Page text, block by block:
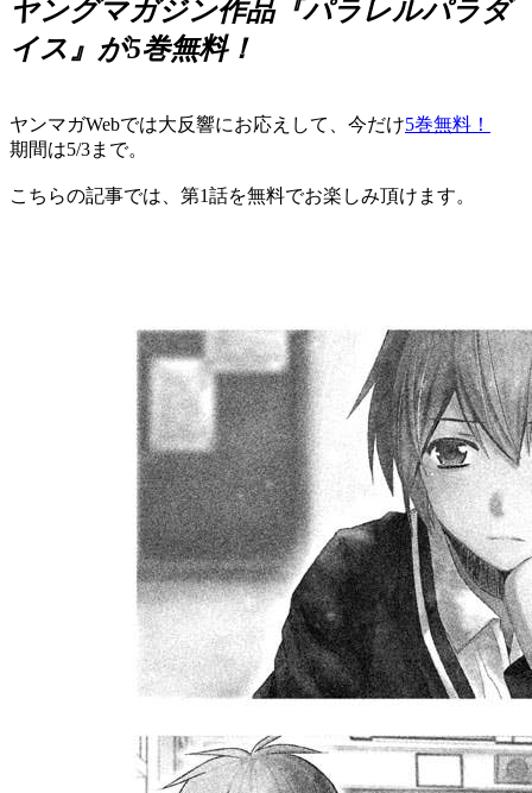
ヤングマガジン作品『パラレルパラダ
イス』が5巻無料！
ヤンマガWebでは大反響にお応えして、今だけ5巻無料！
期間は5/3まで。
こちらの記事では、第1話を無料でお楽しみ頂けます。